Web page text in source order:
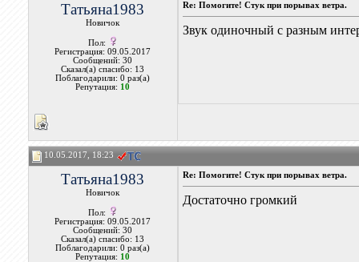
Татьяна1983
Новичок
Пол:
Регистрация: 09.05.2017
Сообщений: 30
Сказал(а) спасибо: 13
Поблагодарили: 0 раз(а)
Репутация: 10
Re: Помогите! Стук при порывах ветра.
Звук одиночный с разным
10.05.2017, 18:23
Татьяна1983
Новичок
Пол:
Регистрация: 09.05.2017
Сообщений: 30
Сказал(а) спасибо: 13
Поблагодарили: 0 раз(а)
Репутация: 10
Re: Помогите! Стук при порывах ветра.
Достаточно громкий